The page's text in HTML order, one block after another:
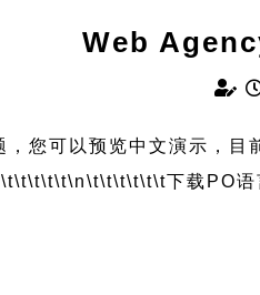
Web
您可以预览中文演示，目
\n\t\t\t\t\t\t下载PO